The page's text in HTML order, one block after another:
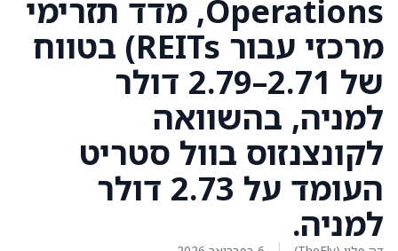
Operations, מדד תזרימי
מרכזי עבור REITs) בטווח
של 2.71–2.79 דולר
למניה, בהשוואה
לקונצנזוס בוול סטריט
העומד על 2.73 דולר
למניה.